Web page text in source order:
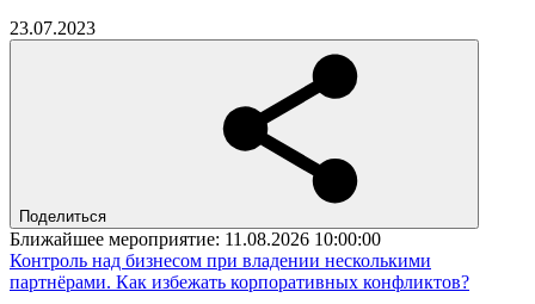
23.07.2023
Поделиться
Ближайшее мероприятие: 11.08.2026 10:00:00
Контроль над бизнесом при владении несколькими
партнёрами. Как избежать корпоративных конфликтов?